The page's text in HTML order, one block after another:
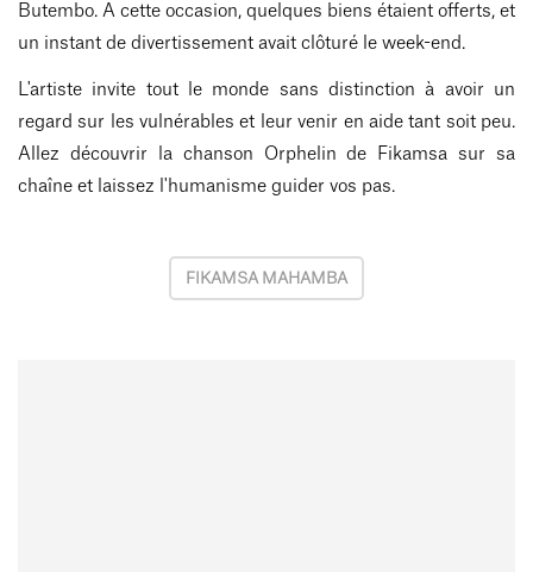
Butembo. A cette occasion, quelques biens étaient offerts, et
un instant de divertissement avait clôturé le week-end.
L'artiste invite tout le monde sans distinction à avoir un
regard sur les vulnérables et leur venir en aide tant soit peu.
Allez découvrir la chanson Orphelin de Fikamsa sur sa
chaîne et laissez l'humanisme guider vos pas.
FIKAMSA MAHAMBA